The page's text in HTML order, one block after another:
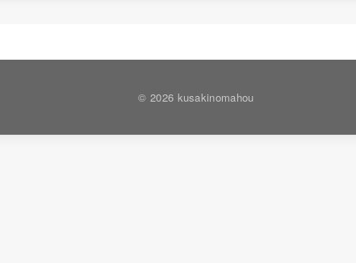
© 2026 kusakinomahou